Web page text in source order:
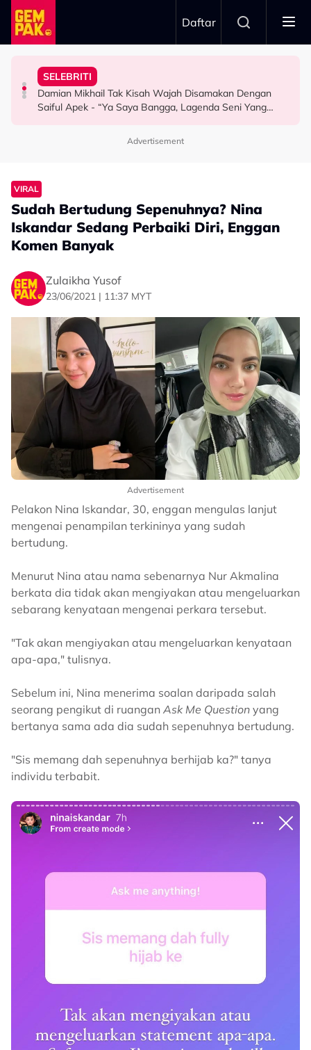
Skip to main content
Daftar
SELEBRITI
Baru Catat Jualan RM2 Juta, Kawan Baik Dedah Khairul
Aming Dah Mula Projek Baharu - "Tolong Suruh Dia
SELEBRITI
Damian Mikhail Tak Kisah Wajah Disamakan Dengan
Saiful Apek - “Ya Saya Bangga, Lagenda Seni Yang
SELEBRITI
Menangis Atas Pentas Terkenang Arwah Ibu, Kakak
Dedah Sikap Yad-Z - “Budak Yang Tak Pernah Nangis
FOODIES LIFE
#FoodiesLife: Teh Tarik, Onde Onde & Bandung Laici
Jadi Inspirasi, Produk Lokal Bakal Masuk 20,000 Kedai
Advertisement
VIRAL
Sudah Bertudung Sepenuhnya? Nina
Iskandar Sedang Perbaiki Diri, Enggan
Komen Banyak
Zulaikha Yusof
23/06/2021 | 11:37 MYT
Advertisement
Pelakon Nina Iskandar, 30, enggan mengulas lanjut
mengenai penampilan terkininya yang sudah
bertudung.
Menurut Nina atau nama sebenarnya Nur Akmalina
berkata dia tidak akan mengiyakan atau mengeluarkan
sebarang kenyataan mengenai perkara tersebut.
"Tak akan mengiyakan atau mengeluarkan kenyataan
apa-apa," tulisnya.
Sebelum ini, Nina menerima soalan daripada salah
seorang pengikut di ruangan Ask Me Question yang
bertanya sama ada dia sudah sepenuhnya bertudung.
"Sis memang dah sepenuhnya berhijab ka?" tanya
individu terbabit.